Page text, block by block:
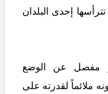
إحدى البلدان
مفصل عن الوضع
ملائماً لقدرته على